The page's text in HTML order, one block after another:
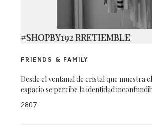
#SHOPBY192 RRETIEMBLE
FRIENDS & FAMILY
Desde el ventanal de cristal que muestra
espacio se percibe la identidad
2807